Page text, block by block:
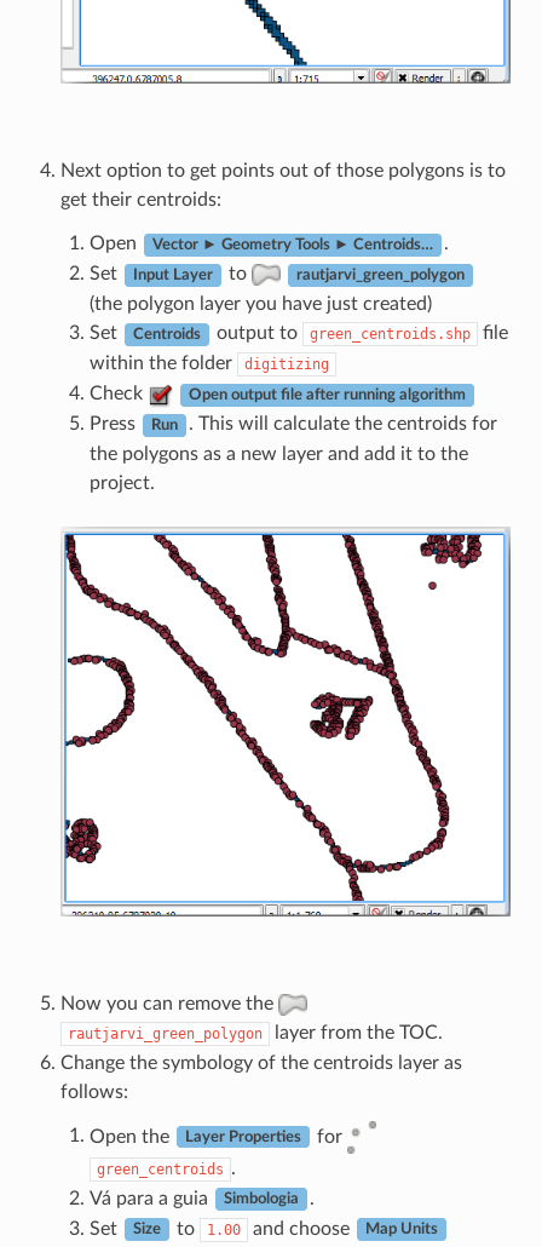
Next option to get points out of those polygons is to
get their centroids:
Open Vector ► Geometry Tools ► Centroids…
.
Set
Input Layer to rautjarvi_green_polygon
(the polygon layer you have just created)
Set
Centroids output to green_centroids.shp
file
within the folder
digitizing
Check Open output file after running algorithm
Press Run
. This will calculate the centroids for
the polygons as a new layer and add it to the
project.
Now you can remove the
rautjarvi_green_polygon
layer from the TOC.
Change the symbology of the centroids layer as
follows:
Open the Layer Properties for
green_centroids .
Vá para a guia
Simbologia
.
Set
Size to 1.00 and choose Map Units